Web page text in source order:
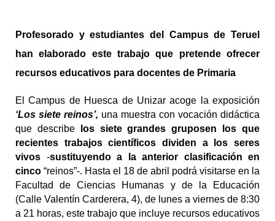
Profesorado y estudiantes del Campus de Teruel
han elaborado este trabajo que pretende ofrecer
recursos educativos para docentes de Primaria
El Campus de Huesca de Unizar acoge la exposición
‘Los siete reinos’, una muestra con vocación didáctica
que describe
los sietegrandes gruposen los que
recientes trabajos científicos dividen alos seres
vivos -sustituyendo a la anterior clasificación en
cinco “reinos”-. Hasta el 18 de abril podrá visitarse en la
Facultad de Ciencias Humanas y de la Educación
(Calle Valentín Carderera, 4), de lunes a viernes de 8:30
a 21 horas, este trabajo que incluye recursos educativos